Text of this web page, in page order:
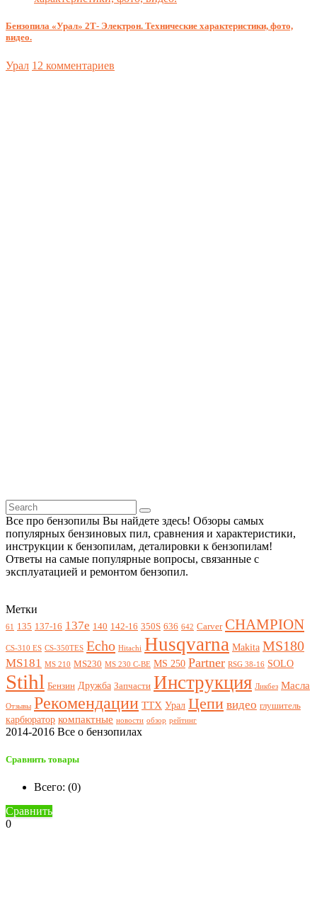
Бензопила «Урал» 2Т- Электрон. Технические характеристики, фото,
видео.
Урал 12 комментариев
Все про бензопилы Вы найдете здесь! Обзоры самых
популярных бензиновых пил, сравнения и характеристики,
инструкции к бензопилам, деталировки к бензопилам!
Ответы на самые популярные вопросы, связанные с
эксплуатацией и ремонтом бензопил.
Метки
61 135 137-16 137e 140 142-16 350S 636 642 Carver CHAMPION
CS-310 ES CS-350TES Echo Hitachi Husqvarna Makita MS180
MS181 MS 210 MS230 MS 230 C-BE MS 250 Partner RSG 38-16 SOLO
Stihl Бензин Дружба Запчасти Инструкция Ликбез Масла
Отзывы Рекомендации ТТХ Урал Цепи видео глушитель
карбюратор компактные новости обзор рейтинг
2014-2016 Все о бензопилах
Сравнить товары
Всего: (0)
Сравнить
0